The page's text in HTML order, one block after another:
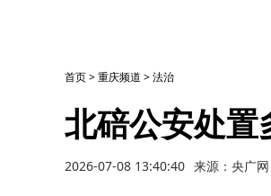
首页>重庆频道 >法治
北碚公安处
2026-07-08 13:40:40 来源：央广网